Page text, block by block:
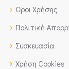
Οροι Χρήσης
Πολιτική
Συσκευασία
Χρήση Cookies